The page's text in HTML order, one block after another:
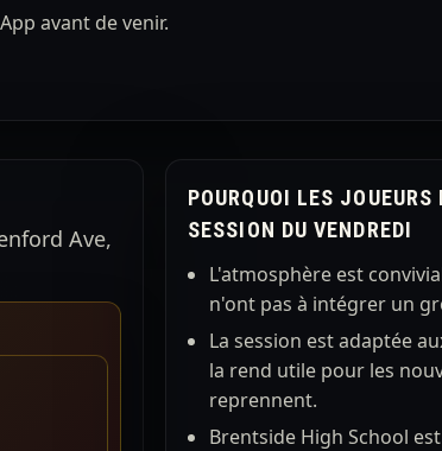
avant de venir.
Ave,
POURQUOI LES
SESSION DU VENDREDI
L'atmosphère est
n'ont pas à intégrer un
La session est adaptée
la rend utile pour les
reprennent.
Brentside High School